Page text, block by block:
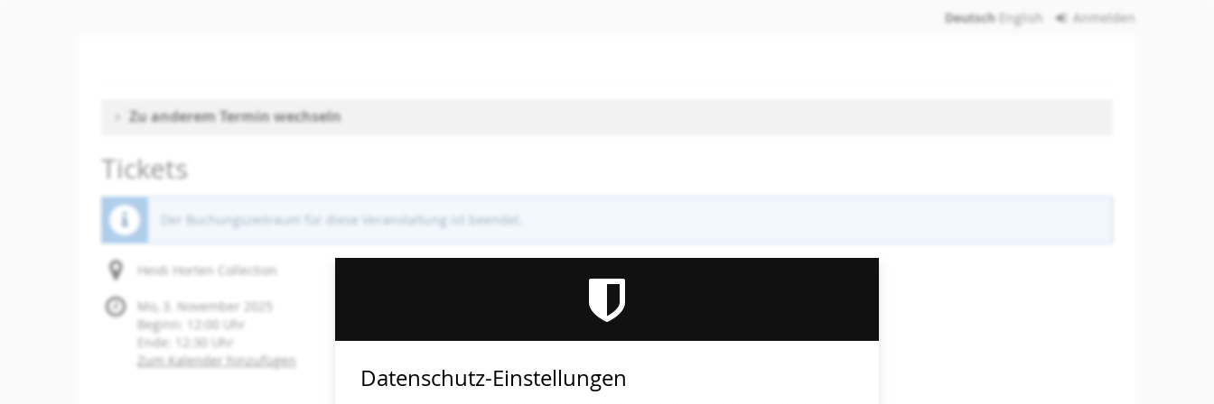
Deutsch English Anmelden
Zu anderem Termin wechseln
Tickets
Der Buchungszeitraum für diese Veranstaltung ist beendet.
Heidi Horten Collection
Mo, 3. November 2025
Beginn:
12:00
Uhr
Ende:
12:30
Uhr
Zum Kalender hinzufügen
Datenschutz-Einstellungen